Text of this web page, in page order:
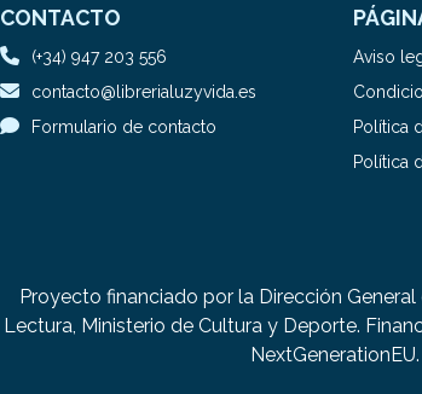
CONTACTO
(+34) 947 203 556
contacto@librerialuzyvida.es
Formulario de contacto
Aviso
Política
Política
Proyecto financiado por la Dirección
Lectura, Ministerio de Cultura y Deporte.
NextGenerationEU.